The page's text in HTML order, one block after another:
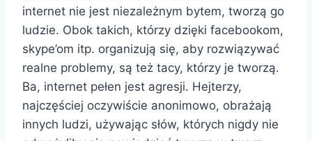
internet nie jest niezależnym bytem, tworzą go
ludzie. Obok takich, którzy dzięki facebookom,
skype’om itp. organizują się, aby rozwiązywać
realne problemy, są też tacy, którzy je tworzą.
Ba, internet pełen jest agresji. Hejterzy,
najczęściej oczywiście anonimowo, obrażają
innych ludzi, używając słów, których nigdy nie